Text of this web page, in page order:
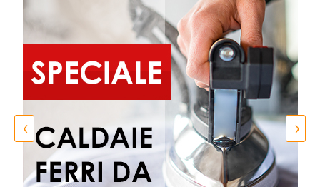
‹ ›